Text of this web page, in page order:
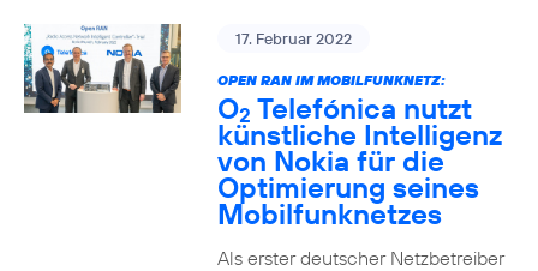
17. Februar 2022
OPEN RAN IM MOBILFUNKNETZ:
O2 Telefónica nutzt
künstliche Intelligenz
von Nokia für die
Optimierung seines
Mobilfunknetzes
Als erster deutscher Netzbetreiber